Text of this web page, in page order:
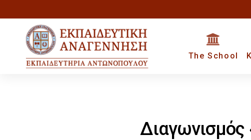
Skip
links
primary
navigation
The School
Διαγωνισμός